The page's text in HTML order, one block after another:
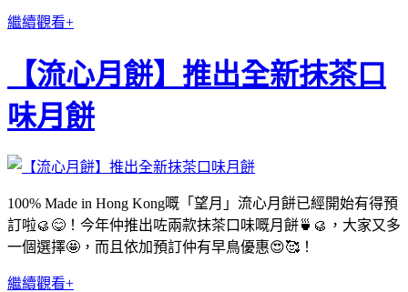
繼續觀看+
【流心月餅】推出全新抹茶口
味月餅
100% Made in Hong Kong嘅「望月」流心月餅已經開始有得預
訂啦🥮😋！今年仲推出咗兩款抹茶口味嘅月餅🍵🥮，大家又多
一個選擇🤩，而且依加預訂仲有早鳥優惠😍🥰！
繼續觀看+